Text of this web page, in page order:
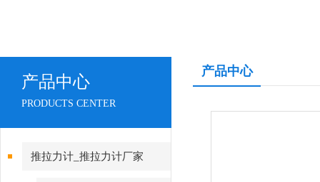
产品中心
PRODUCTS CENTER
推拉力计_推拉力计厂家
产品中心